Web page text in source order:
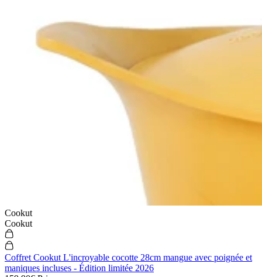
Cookut
Cookut
Coffret Cookut L'incroyable cocotte 28cm mangue avec poignée et
maniques incluses - Édition limitée 2026